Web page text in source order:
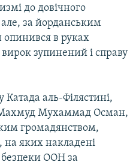
до довічного
але, за йорданським
опинився в руках
зупинений і справу
аль-Філястині,
Мухаммад Осман,
громадянством,
на яких накладені
безпеки ООН за